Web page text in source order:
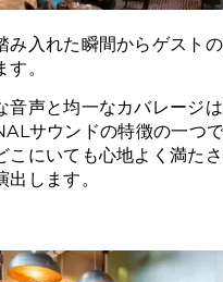
み入れた瞬間からゲスト
。
音声と均一なカバレージ
サウンドの特徴の一つ
こにいても心地よく満た
します。